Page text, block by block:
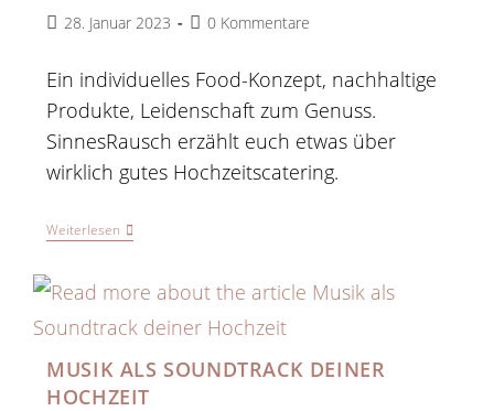
28. Januar 2023 0 Kommentare
Ein individuelles Food-Konzept, nachhaltige
Produkte, Leidenschaft zum Genuss.
SinnesRausch erzählt euch etwas über
wirklich gutes Hochzeitscatering.
Weiterlesen
MUSIK ALS SOUNDTRACK DEINER
HOCHZEIT